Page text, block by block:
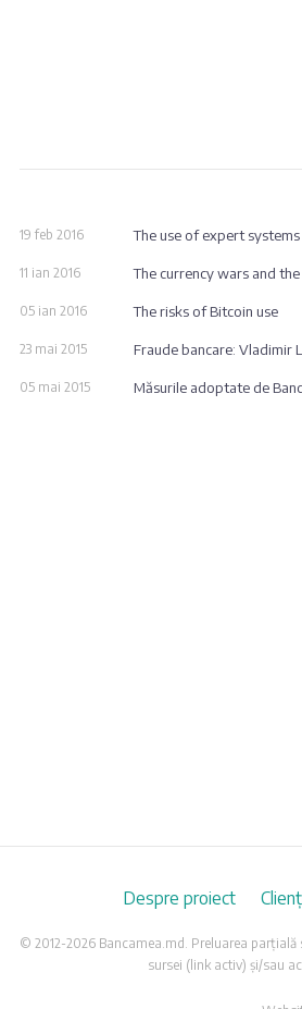
19 feb 2016 The use of expert
11 ian 2016 The currency wars and
05 ian 2016 The risks of Bitcoin use
23 mai 2015 Fraude bancare: Vladimir
05 mai 2015 Măsurile adoptate de
Despre proiect
© 2012-2026 Bancamea.md. Preluarea
sursei (link activ) și/sau